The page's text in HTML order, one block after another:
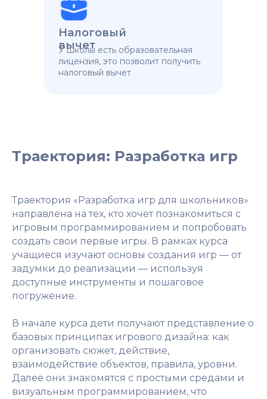
У школы есть образовательная
лицензия, это позволит получить
налоговый вычет
Налоговый
вычет
Траектория: Разработка игр
Траектория «Разработка игр для школьников»
направлена на тех, кто хочет познакомиться с
игровым программированием и попробовать
создать свои первые игры. В рамках курса
учащиеся изучают основы создания игр — от
задумки до реализации — используя
доступные инструменты и пошаговое
погружение.
В начале курса дети получают представление о
базовых принципах игрового дизайна: как
организовать сюжет, действие,
взаимодействие объектов, правила, уровни.
Далее они знакомятся с простыми средами и
визуальным программированием, что